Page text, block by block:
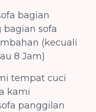
bagian
sofa
(kecuali
8 Jam)
tempat cuci
kami
panggilan